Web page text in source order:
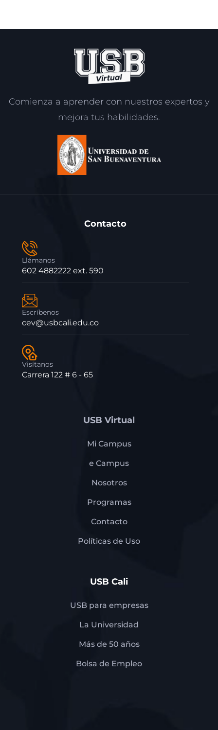
Comienza a aprender con nuestros expertos y
mejora tus habilidades.
Contacto
Llámanos
602 4882222 ext. 590
Escríbenos
cev@usbcali.edu.co
Visítanos
Carrera 122 # 6 - 65
USB Virtual
Mi Campus
e Campus
Nosotros
Programas
Contacto
Políticas de Uso
USB Cali
USB para empresas
La Universidad
Más de 50 años
Bolsa de Empleo